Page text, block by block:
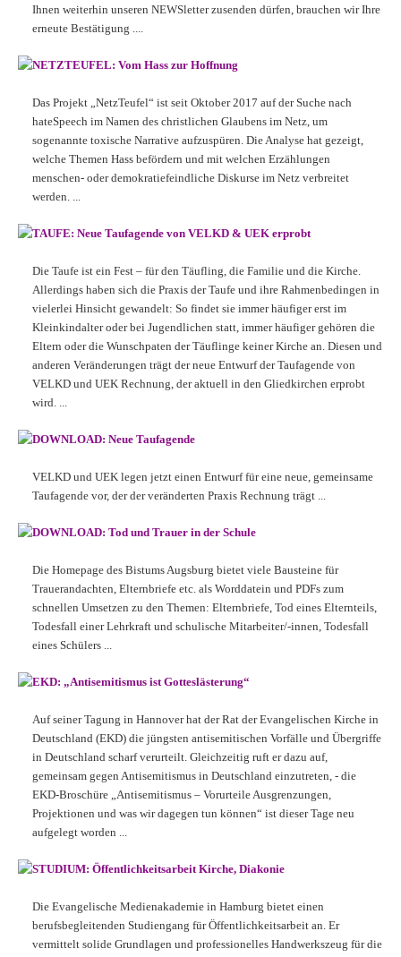
Ihnen weiterhin unseren NEWSletter zusenden dürfen, brauchen wir Ihre
erneute Bestätigung ....
NETZTEUFEL: Vom Hass zur Hoffnung
Das Projekt „NetzTeufel“ ist seit Oktober 2017 auf der Suche nach
hateSpeech im Namen des christlichen Glaubens im Netz, um
sogenannte toxische Narrative aufzuspüren. Die Analyse hat gezeigt,
welche Themen Hass befördern und mit welchen Erzählungen
menschen- oder demokratiefeindliche Diskurse im Netz verbreitet
werden. ...
TAUFE: Neue Taufagende von VELKD & UEK erprobt
Die Taufe ist ein Fest – für den Täufling, die Familie und die Kirche.
Allerdings haben sich die Praxis der Taufe und ihre Rahmenbedingen in
vielerlei Hinsicht gewandelt: So findet sie immer häufiger erst im
Kleinkindalter oder bei Jugendlichen statt, immer häufiger gehören die
Eltern oder die Wunschpaten der Täuflinge keiner Kirche an. Diesen und
anderen Veränderungen trägt der neue Entwurf der Taufagende von
VELKD und UEK Rechnung, der aktuell in den Gliedkirchen erprobt
wird. ...
DOWNLOAD: Neue Taufagende
VELKD und UEK legen jetzt einen Entwurf für eine neue, gemeinsame
Taufagende vor, der der veränderten Praxis Rechnung trägt ...
DOWNLOAD: Tod und Trauer in der Schule
Die Homepage des Bistums Augsburg bietet viele Bausteine für
Trauerandachten, Elternbriefe etc. als Worddatein und PDFs zum
schnellen Umsetzen zu den Themen: Elternbriefe, Tod eines Elternteils,
Todesfall einer Lehrkraft und schulische Mitarbeiter/-innen, Todesfall
eines Schülers ...
EKD: „Antisemitismus ist Gotteslästerung“
Auf seiner Tagung in Hannover hat der Rat der Evangelischen Kirche in
Deutschland (EKD) die jüngsten antisemitischen Vorfälle und Übergriffe
in Deutschland scharf verurteilt. Gleichzeitig ruft er dazu auf,
gemeinsam gegen Antisemitismus in Deutschland einzutreten, - die
EKD-Broschüre „Antisemitismus – Vorurteile Ausgrenzungen,
Projektionen und was wir dagegen tun können“ ist dieser Tage neu
aufgelegt worden ...
STUDIUM: Öffentlichkeitsarbeit Kirche, Diakonie
Die Evangelische Medienakademie in Hamburg bietet einen
berufsbegleitenden Studiengang für Öffentlichkeitsarbeit an. Er
vermittelt solide Grundlagen und professionelles Handwerkszeug für die